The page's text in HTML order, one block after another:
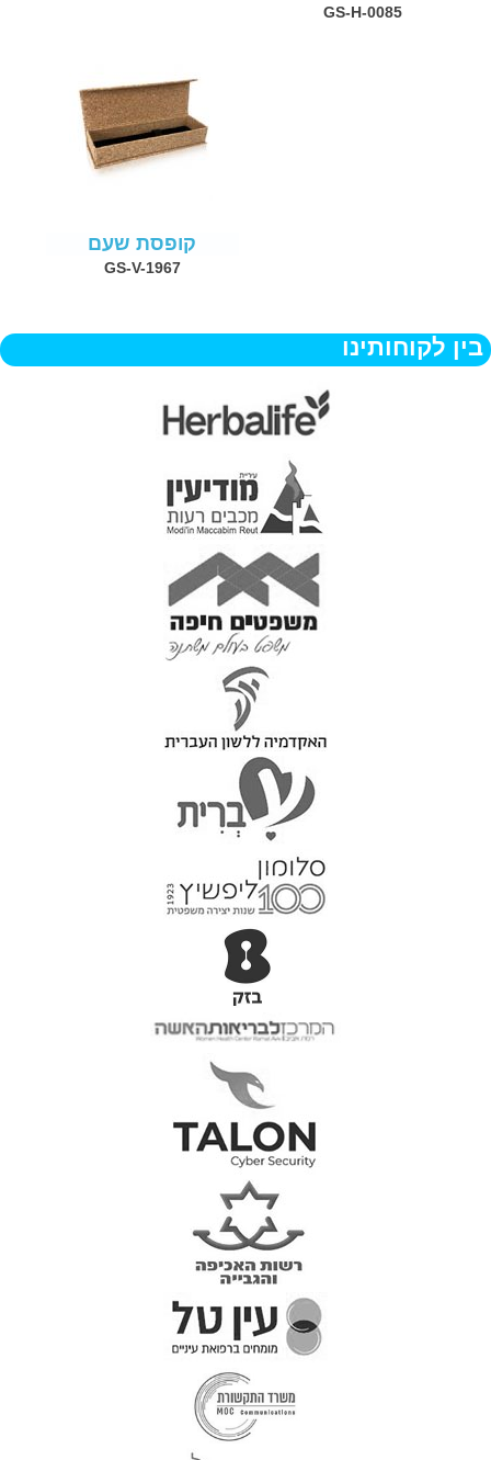
GS-H-0085
קופסת שעם
GS-V-1967
בין לקוחותינו